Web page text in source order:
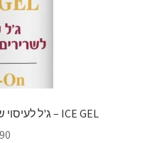
ICE GEL – ג'ל לעיסוי שרירים ומפרקים 100 מ"ל